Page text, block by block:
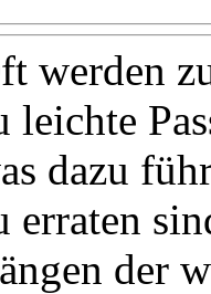
werden
leichte
dazu
erraten
der